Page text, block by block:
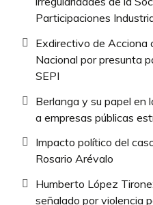
Participaciones
Exdirectivo de Acciona
Nacional por presunta
SEPI
Berlanga y su papel en
a empresas públicas
Impacto político del
Rosario Arévalo
Humberto López
señalado por violencia